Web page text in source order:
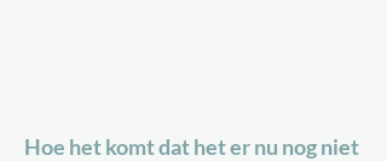
Hoe het komt dat het er nu nog niet